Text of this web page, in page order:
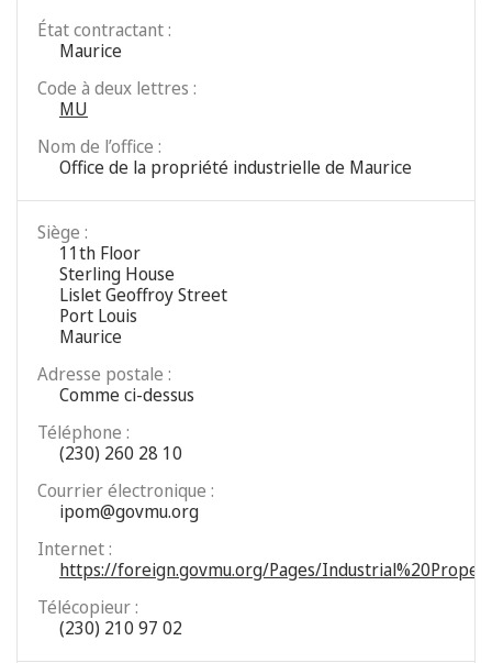
État contractant :
Maurice
Code à deux lettres :
MU
Nom de l’office :
Office de la propriété industrielle de Maurice
Siège :
11th Floor
Sterling House
Lislet Geoffroy Street
Port Louis
Maurice
Adresse postale :
Comme ci-dessus
Téléphone :
(230) 260 28 10
Courrier électronique :
ipom@govmu.org
Internet :
https://foreign.govmu.org/Pages/
Télécopieur :
(230) 210 97 02